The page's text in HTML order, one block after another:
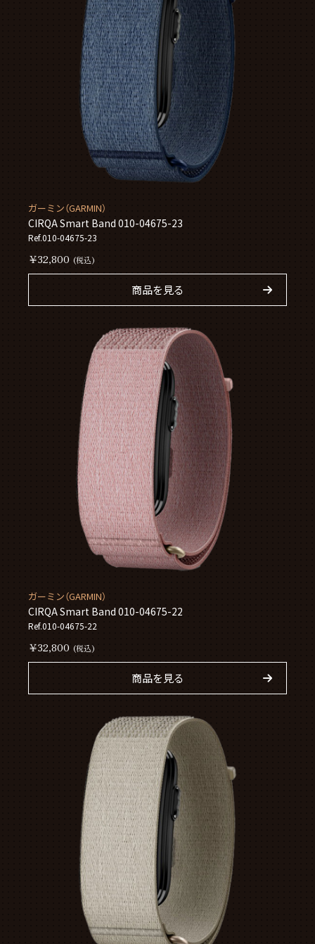
ガーミン（GARMIN）
CIRQA Smart Band 010-04675-23
Ref.010-04675-23
￥32,800 (税込)
商品を見る
ガーミン（GARMIN）
CIRQA Smart Band 010-04675-22
Ref.010-04675-22
￥32,800 (税込)
商品を見る